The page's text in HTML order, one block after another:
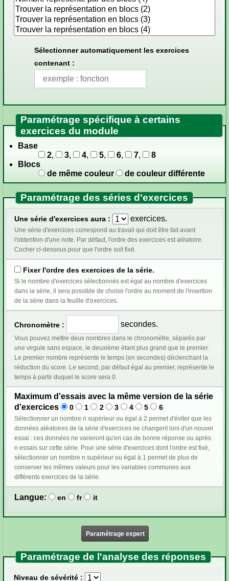
Sélectionner automatiquement les exercices
contenant :
Paramétrage spécifique à certains
exercices du module
Base
2, 3, 4, 5, 6, 7,
8
Blocs
de même couleur
de couleur différente
Paramétrage des séries d'exercices
Une série d'exercices aura : exercices.
Une série d'exercices correspond au travail qui doit être fait avant
l'obtention d'une note. Par défaut, l'ordre des exercices est aléatoire.
Cocher ci-dessous pour que l'ordre soit fixé.
Fixer l'ordre des exercices de la série.
Si le nombre d'exercices sélectionnés est égal au nombre d'exercices
dans la série, il sera possible de choisir l'ordre au moment de l'insertion
de la série dans la feuille d'exercices.
Chronomètre : secondes.
Vous pouvez mettre deux nombres dans le chronomètre, séparés par
une virgule sans espace, le deuxième étant plus grand que le premier.
Le premier nombre représente le temps (en secondes) déclenchant la
réduction du score. Le second, par défaut égal au premier, représente le
temps à partir duquel le score sera 0.
Maximum d'essais avec la même version de la série
d'exercices
0 1 2 3 4 5 6
Sélectionner un nombre n supérieur ou égal à 2 permet d'éviter que les
données aléatoires de la série d'exercices ne changent lors d'un nouvel
essai : ces données ne varieront qu'en cas de bonne réponse ou après
n essais sur cette série. Pour une série d'exercices dont l'ordre est fixé,
sélectionner un nombre n supérieur ou égal à 1 permet de plus de
conserver les mêmes valeurs pour les variables communes aux
différents exercices de la série.
Langue: en fr it
Paramétrage expert
Paramétrage de l'analyse des réponses
Niveau de sévérité :